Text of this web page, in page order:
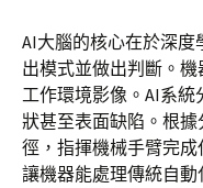
AI大腦的核心在於深
出模式並做出判斷。
工作環境影像。AI系
狀甚至表面缺陷。根
徑，指揮機械手臂完成
讓機器能處理傳統自